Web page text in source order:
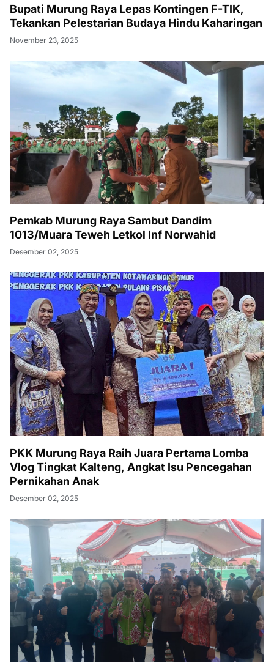
Bupati Murung Raya Lepas Kontingen F-TIK,
Tekankan Pelestarian Budaya Hindu Kaharingan
November 23, 2025
Pemkab Murung Raya Sambut Dandim
1013/Muara Teweh Letkol Inf Norwahid
Desember 02, 2025
PKK Murung Raya Raih Juara Pertama Lomba
Vlog Tingkat Kalteng, Angkat Isu Pencegahan
Pernikahan Anak
Desember 02, 2025